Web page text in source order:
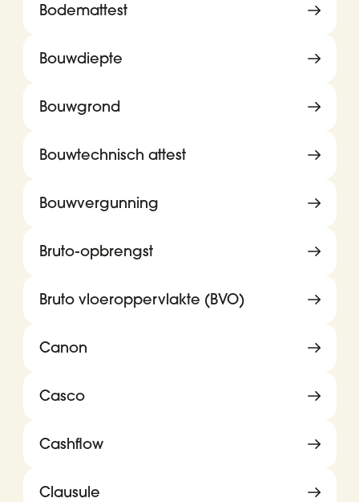
Bodemattest
Bouwdiepte
Bouwgrond
Bouwtechnisch attest
Bouwvergunning
Bruto-opbrengst
Bruto vloeroppervlakte (BVO)
Canon
Casco
Cashflow
Clausule